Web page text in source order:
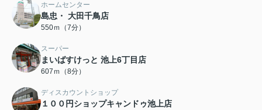
ホームセンター
島忠・ 大田千鳥店
550ｍ（7分）
スーパー
まいばすけっと 池上6丁目店
607ｍ（8分）
ディスカウントショップ
１００円ショップキャンドゥ池上店